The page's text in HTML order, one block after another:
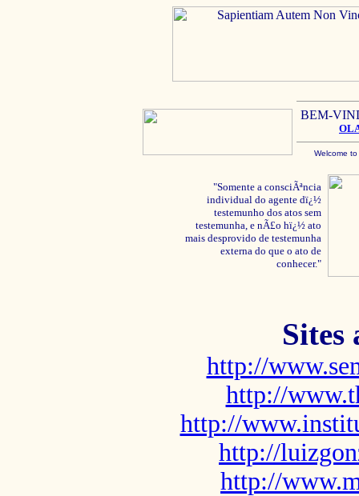
BEM-
Welcome
"Somente a consciÃªncia
individual do agente dï¿½
testemunho dos atos sem
testemunha, e nÃ£o hï¿½ ato
mais desprovido de testemunha
externa do que o ato de
conhecer."
Sites
http://
http://
http://
http://
http://